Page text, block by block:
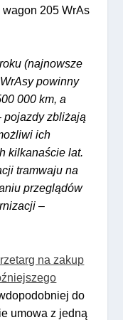
205 WrAs
(najnowsze
powinny
000 km, a
pojazdy zbliżają
ich
kilkanaście lat.
tramwaju na
przeglądów
–
na zakup
do
umowa z jedną